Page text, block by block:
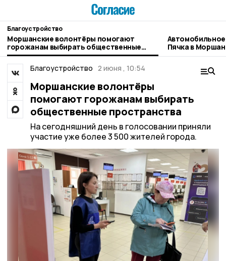
Благоустройство
Моршанские волонтёры помогают
горожанам выбирать общественные
пространства
Пячка в
Благоустройство 2 июня , 10:54
Моршанские волонтёры
помогают горожанам выбирать
общественные пространства
На сегодняшний день в голосовании приняли
участие уже более 3 500 жителей города.